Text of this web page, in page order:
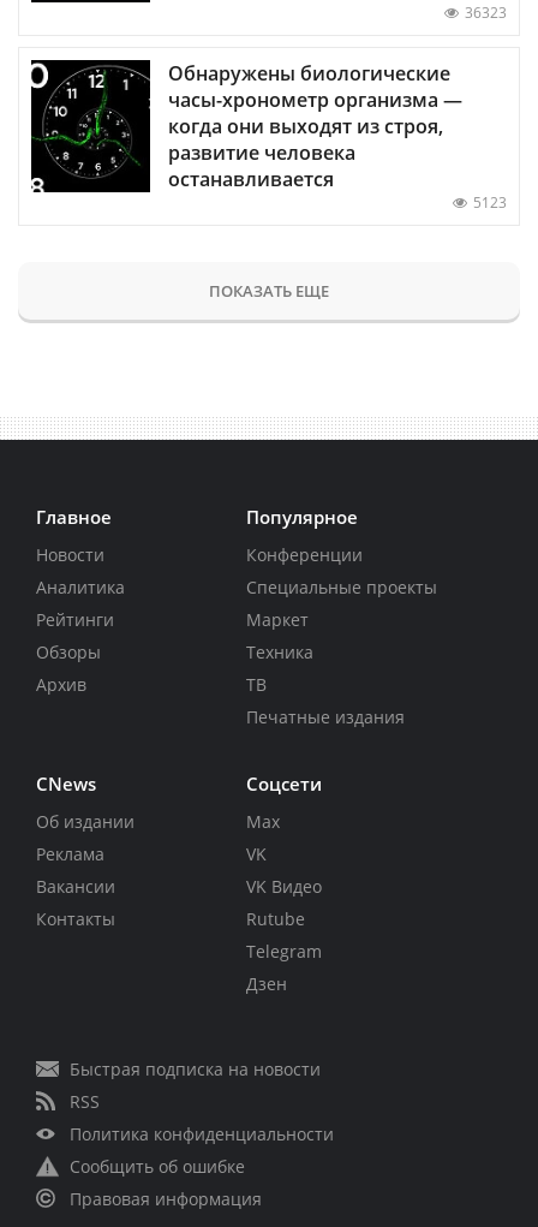
36323
Обнаружены биологические
часы-хронометр организма —
когда они выходят из строя,
развитие человека
останавливается
5123
ПОКАЗАТЬ ЕЩЕ
Главное
Новости
Аналитика
Рейтинги
Обзоры
Архив
Популярное
Конференции
Специальные проекты
Маркет
Техника
ТВ
Печатные издания
CNews
Об издании
Реклама
Вакансии
Контакты
Соцсети
Max
VK
VK Видео
Rutube
Telegram
Дзен
Быстрая подписка на новости
RSS
Политика конфиденциальности
Сообщить об ошибке
Правовая информация